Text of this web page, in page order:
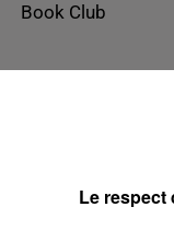
Book Club
Le respect